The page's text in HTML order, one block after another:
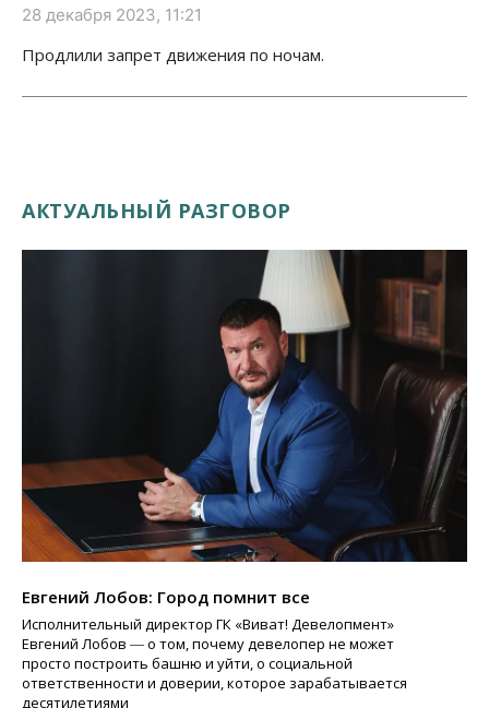
28 декабря 2023, 11:21
Продлили запрет движения по ночам.
АКТУАЛЬНЫЙ РАЗГОВОР
Евгений Лобов: Город помнит все
Исполнительный директор ГК «Виват! Девелопмент»
Евгений Лобов ― о том, почему девелопер не может
просто построить башню и уйти, о социальной
ответственности и доверии, которое зарабатывается
десятилетиями